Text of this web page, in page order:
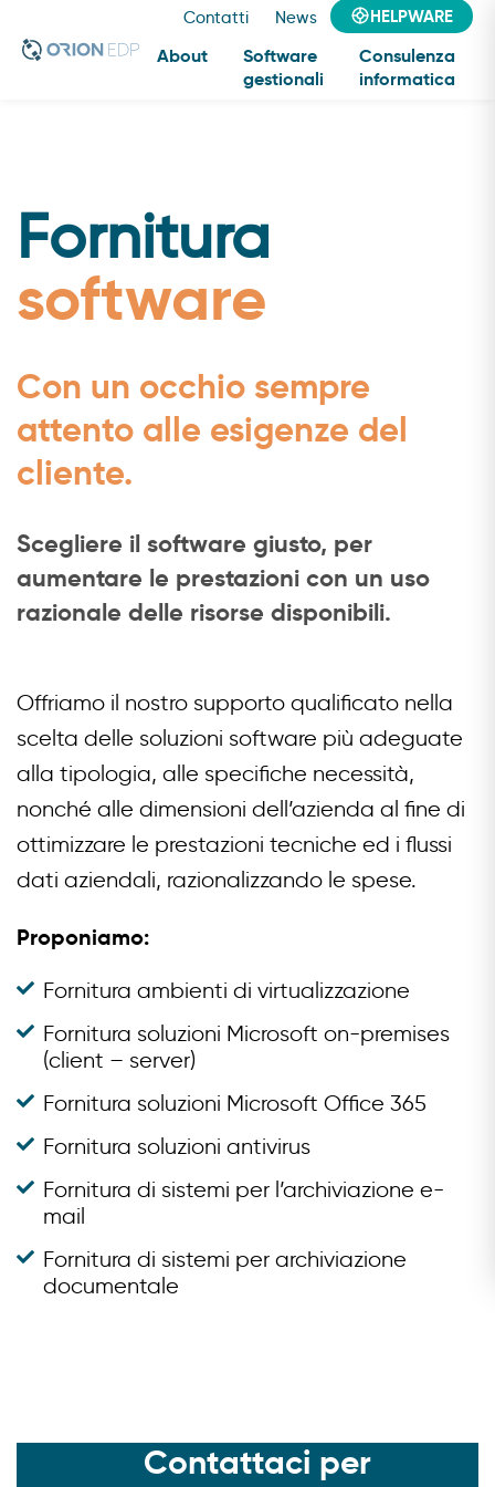
Contatti News HELPWARE
About
Software
gestionali
Consulenza
informatica
Fornitura
software
Con un occhio sempre
attento alle esigenze del
cliente.
Scegliere il software giusto, per
aumentare le prestazioni con un uso
razionale delle risorse disponibili.
Offriamo il nostro supporto qualificato nella
scelta delle soluzioni software più adeguate
alla tipologia, alle specifiche necessità,
nonché alle dimensioni dell’azienda al fine di
ottimizzare le prestazioni tecniche ed i flussi
dati aziendali, razionalizzando le spese.
Proponiamo:
Fornitura ambienti di virtualizzazione
Fornitura soluzioni Microsoft on-premises
(client – server)
Fornitura soluzioni Microsoft Office 365
Fornitura soluzioni antivirus
Fornitura di sistemi per l’archiviazione e-
mail
Fornitura di sistemi per archiviazione
documentale
Contattaci per